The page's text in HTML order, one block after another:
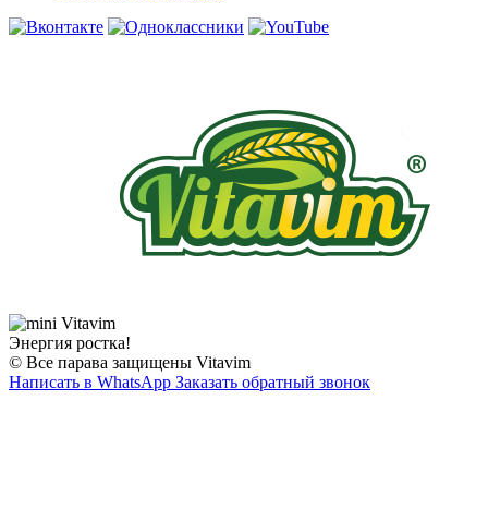
Энергия ростка!
© Все парава защищены Vitavim
Написать в WhatsApp Заказать обратный звонок